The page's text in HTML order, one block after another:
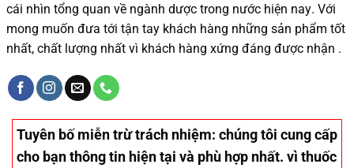
cái nhìn tổng quan về ngành dược trong nước hiện nay. Với
mong muốn đưa tới tận tay khách hàng những sản phẩm tốt
nhất, chất lượng nhất vì khách hàng xứng đáng được nhận .
Tuyên bố miễn trừ trách nhiệm: chúng tôi cung cấp
cho bạn thông tin hiện tại và phù hợp nhất. vì thuốc